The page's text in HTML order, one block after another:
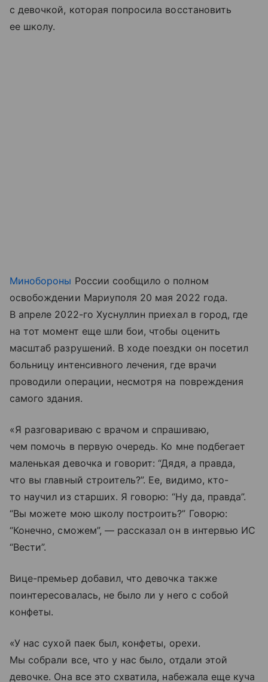
с девочкой, которая попросила восстановить
ее школу.
Минобороны России сообщило о полном
освобождении Мариуполя 20 мая 2022 года.
В апреле 2022-го Хуснуллин приехал в город, где
на тот момент еще шли бои, чтобы оценить
масштаб разрушений. В ходе поездки он посетил
больницу интенсивного лечения, где врачи
проводили операции, несмотря на повреждения
самого здания.
«Я разговариваю с врачом и спрашиваю,
чем помочь в первую очередь. Ко мне подбегает
маленькая девочка и говорит: “Дядя, а правда,
что вы главный строитель?”. Ее, видимо, кто-
то научил из старших. Я говорю: “Ну да, правда”.
“Вы можете мою школу построить?” Говорю:
“Конечно, сможем”, — рассказал он в интервью ИС
“Вести”.
Вице-премьер добавил, что девочка также
поинтересовалась, не было ли у него с собой
конфеты.
«У нас сухой паек был, конфеты, орехи.
Мы собрали все, что у нас было, отдали этой
девочке. Она все это схватила, набежала еще куча